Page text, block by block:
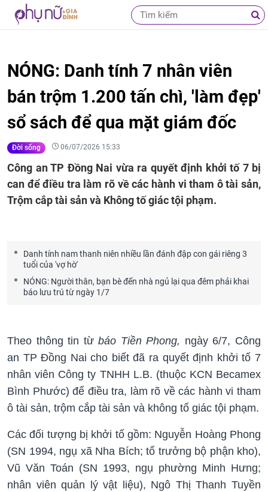
NÓNG: Danh tính 7 nhân viên
bán trộm 1.200 tấn chì, 'làm đẹp'
sổ sách để qua mặt giám đốc
Đời sống 06/07/2026 15:33
Công an TP Đồng Nai vừa ra quyết định khởi tố 7 bị
can để điều tra làm rõ về các hành vi tham ô tài sản,
Trộm cắp tài sản và Không tố giác tội phạm.
Danh tính nam thanh niên nhiều lần đánh đập con gái riêng 3
tuổi của 'vợ hờ'
NÓNG: Người thân, bạn bè đến nhà ngủ lại qua đêm phải khai
báo lưu trú từ ngày 1/7
Theo thông tin từbáo Tiền Phong, ngày 6/7, Công
an TP Đồng Nai cho biết đã ra quyết định khởi tố 7
nhân viên Công ty TNHH L.B. (thuộc KCN Becamex
Bình Phước) để điều tra, làm rõ về các hành vi tham
ô tài sản, trộm cắp tài sản và không tố giác tội phạm.
Các đối tượng bị khởi tố gồm: Nguyễn Hoàng Phong
(SN 1994, ngụ xã Nha Bích; tổ trưởng bộ phận kho),
Vũ Văn Toán (SN 1993, ngụ phường Minh Hưng;
nhân viên quản lý vật liệu), Ngô Thị Thanh Tuyền